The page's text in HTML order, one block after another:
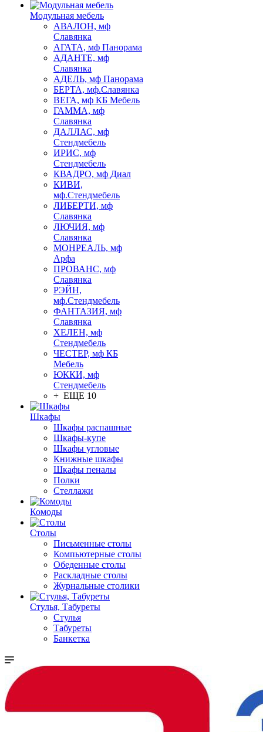
Модульная мебель
АВАЛОН, мф
Славянка
АГАТА, мф Панорама
АДАНТЕ, мф
Славянка
АДЕЛЬ, мф Панорама
БЕРТА, мф.Славянка
ВЕГА, мф КБ Мебель
ГАММА, мф
Славянка
ДАЛЛАС, мф
Стендмебель
ИРИС, мф
Стендмебель
КВАДРО, мф Диал
КИВИ,
мф.Стендмебель
ЛИБЕРТИ, мф
Славянка
ЛЮЧИЯ, мф
Славянка
МОНРЕАЛЬ, мф
Арфа
ПРОВАНС, мф
Славянка
РЭЙН,
мф.Стендмебель
ФАНТАЗИЯ, мф
Славянка
ХЕЛЕН, мф
Стендмебель
ЧЕСТЕР, мф КБ
Мебель
ЮККИ, мф
Стендмебель
+ ЕЩЕ 10
Шкафы
Шкафы распашные
Шкафы-купе
Шкафы угловые
Книжные шкафы
Шкафы пеналы
Полки
Стеллажи
Комоды
Столы
Письменные столы
Компьютерные столы
Обеденные столы
Раскладные столы
Журнальные столики
Стулья, Табуреты
Стулья
Табуреты
Банкетка